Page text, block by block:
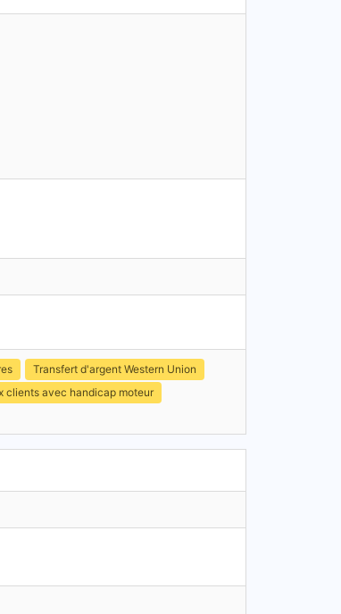
Transfert d'argent Western Union
clients avec handicap moteur